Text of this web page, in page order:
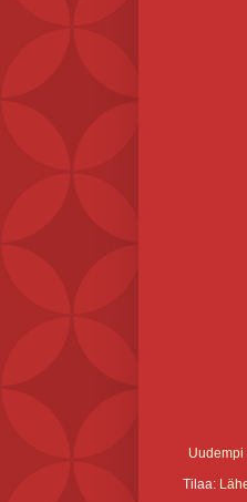
Uudempi
Tilaa: